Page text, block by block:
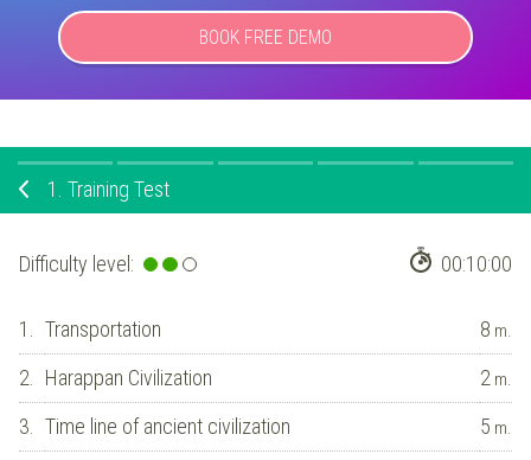
BOOK FREE DEMO
1. Training Test
Difficulty level: 00:10:00
1. Transportation 8 m.
2. Harappan Civilization 2 m.
3. Time line of ancient civilization 5 m.